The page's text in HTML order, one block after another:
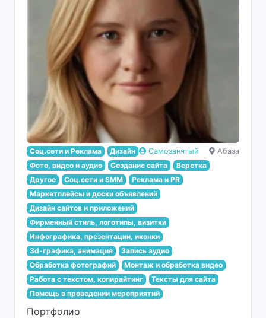
Самозанятый Абаза
Соц.сети и Реклама
Дизайн
Фото, видео и аудио
Создание сайта
Верстка
Другое
Соц.сети и SMM
Реклама и PR
Маркетплейсы и доски объявлений
Дизайн сайтов и приложений
Фирменный стиль, логотипы, визитки
Инфографика, презентации, иконки
3d-графика, анимация
Запись аудио
Обработка фотографий
Монтаж и обработка видео
Работа с текстом, копирайтинг
Тексты для сайта
Помощь в проведении мероприятий
Портфолио